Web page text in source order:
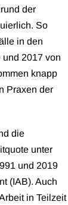
der
So
in den
2017 von
knapp
Praxen der
die
unter
und 2019
(IAB). Auch
in Teilzeit